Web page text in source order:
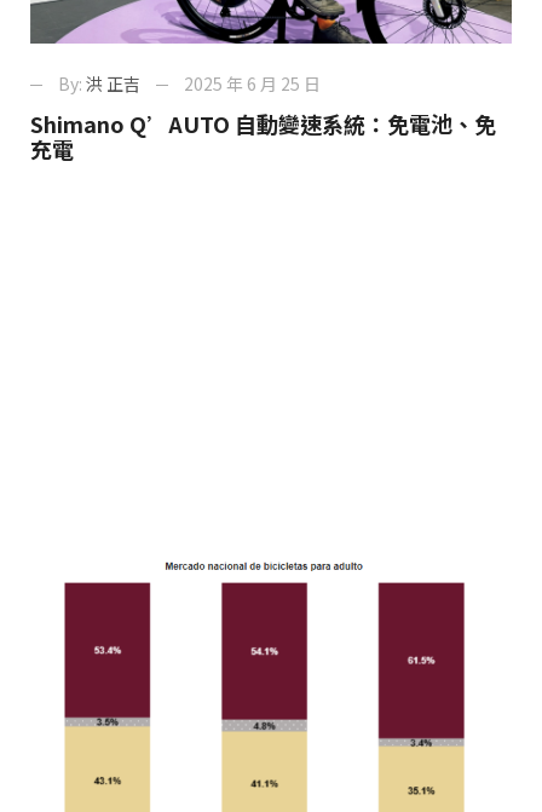
By: 洪 正吉 2025 年 6 月 25 日
Shimano Q’AUTO 自動變速系統：免電池、免
充電